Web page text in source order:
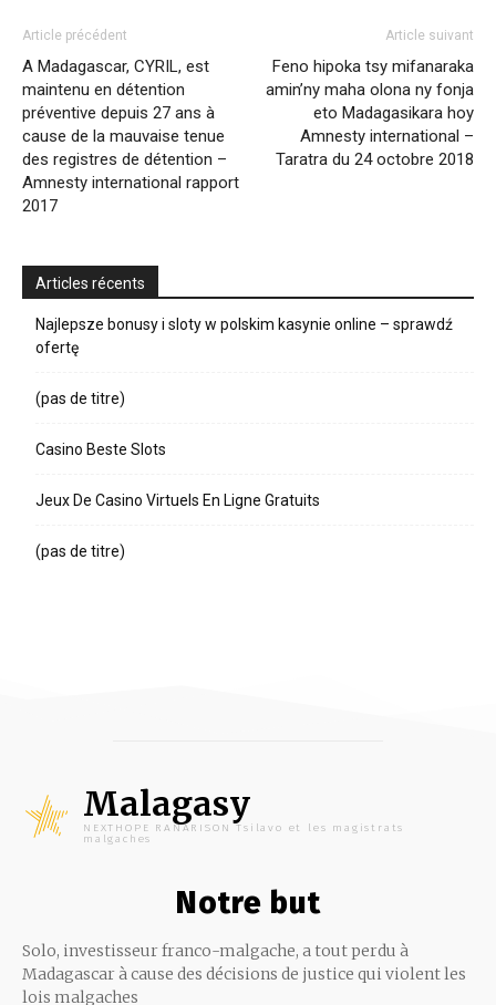
Article précédent
A Madagascar, CYRIL, est
maintenu en détention
préventive depuis 27 ans à
cause de la mauvaise tenue
des registres de détention –
Amnesty international rapport
2017
Article suivant
Feno hipoka tsy mifanaraka
amin’ny maha olona ny fonja
eto Madagasikara hoy
Amnesty international –
Taratra du 24 octobre 2018
Articles récents
Najlepsze bonusy i sloty w polskim kasynie online – sprawdź
ofertę
(pas de titre)
Casino Beste Slots
Jeux De Casino Virtuels En Ligne Gratuits
(pas de titre)
Malagasy
NEXTHOPE RANARISON Tsilavo et les magistrats
malgaches
Notre but
Solo, investisseur franco-malgache, a tout perdu à
Madagascar à cause des décisions de justice qui violent les
lois malgaches